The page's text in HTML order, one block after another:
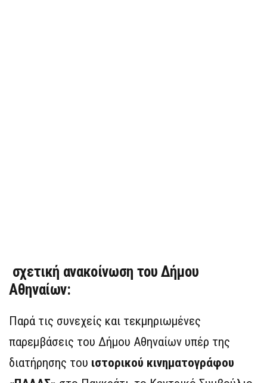
σχετική ανακοίνωση του Δήμου
Αθηναίων:
Παρά τις συνεχείς και τεκμηριωμένες
παρεμβάσεις του Δήμου Αθηναίων υπέρ της
διατήρησης του ιστορικού κινηματογράφου